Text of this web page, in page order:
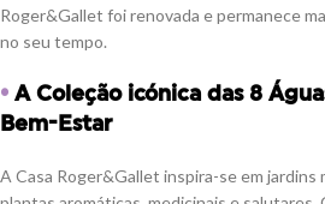
Roger&Gallet foi renovada e permanece
no seu tempo.
• A Coleção icónica das 8
Bem-Estar
A Casa Roger&Gallet inspira-se em jardins